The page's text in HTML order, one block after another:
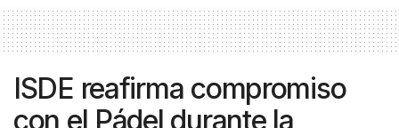
ISDE reafirma compromiso
con el Pádel durante la